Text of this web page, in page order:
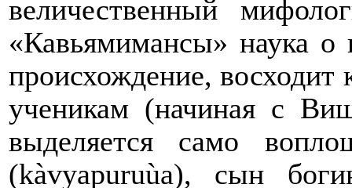
величественный
«Кавьямимансы» наука
происхождение, восходит
ученикам (начиная с
выделяется само
(kàvyapuruùa), сын